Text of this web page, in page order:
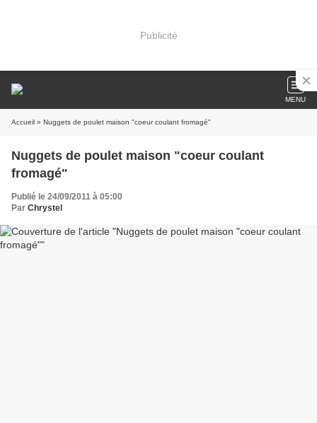
Publicité
MENU
Accueil » Nuggets de poulet maison "coeur coulant fromagé"
Nuggets de poulet maison "coeur coulant
fromagé"
Publié le 24/09/2011 à 05:00
Par Chrystel